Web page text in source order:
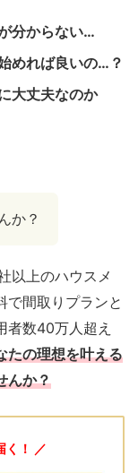
分からない…
めれば良いの…？
大丈夫なのか
か？
以上のハウスメ
で間取りプランと
者数40万人超え
たの理想を叶える
んか？
く！ ／